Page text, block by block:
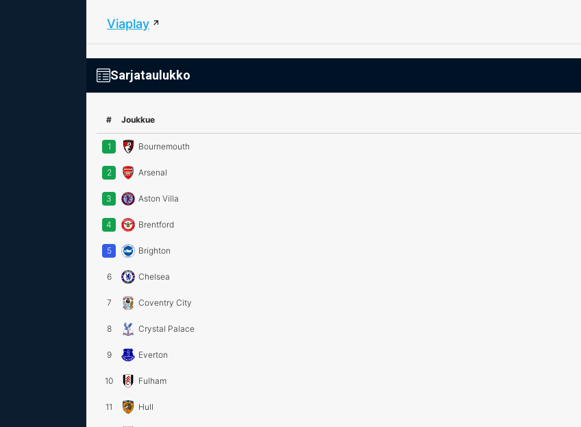
Viaplay
Sarjataulukko
# Joukkue
1 Bournemouth
2 Arsenal
3 Aston Villa
4 Brentford
5 Brighton
6 Chelsea
7 Coventry City
8 Crystal Palace
9 Everton
10 Fulham
11 Hull